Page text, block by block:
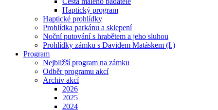
Haptický program
Haptické prohlídky
Prohlídka parkánu a sklepení
Noční putování s hrabětem a jeho sluhou
Prohlídky zámku s Davidem Matáskem (I.)
Program
Nejbližší program na zámku
Odběr programu akcí
Archiv akcí
2026
2025
2024